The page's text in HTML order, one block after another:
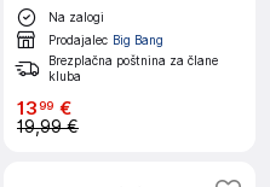
Na zalogi
Prodajalec Big Bang
Brezplačna poštnina za člane
kluba
1399 €
19,99 €